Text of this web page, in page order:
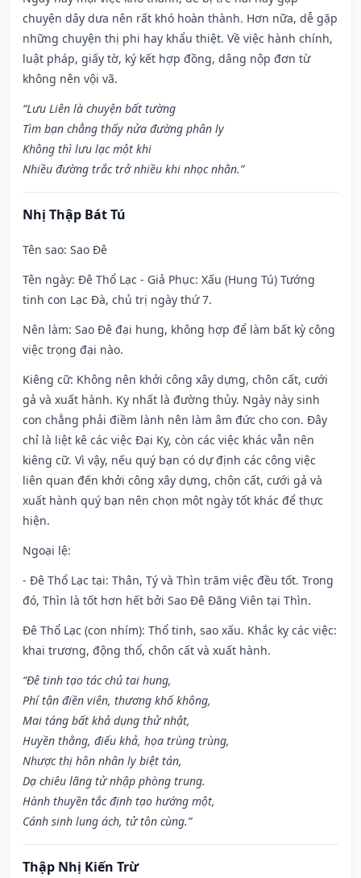
chuyện dây dưa nên rất khó hoàn thành. Hơn nữa, dễ gặp
những chuyện thị phi hay khẩu thiệt. Về việc hành chính,
luật pháp, giấy tờ, ký kết hợp đồng, dâng nộp đơn từ
không nên vội vã.
“Lưu Liên là chuyện bất tường
Tìm bạn chẳng thấy nửa đường phân ly
Không thì lưu lạc một khi
Nhiều đường trắc trở nhiều khi nhọc nhằn.”
Nhị Thập Bát Tú
Tên sao: Sao Đê
Tên ngày: Đê Thổ Lạc - Giả Phục: Xấu (Hung Tú) Tướng
tinh con Lạc Đà, chủ trị ngày thứ 7.
Nên làm: Sao Đê đại hung, không hợp để làm bất kỳ công
việc trọng đại nào.
Kiêng cữ: Không nên khởi công xây dựng, chôn cất, cưới
gả và xuất hành. Kỵ nhất là đường thủy. Ngày này sinh
con chẳng phải điềm lành nên làm âm đức cho con. Đây
chỉ là liệt kê các việc Đại Kỵ, còn các việc khác vẫn nên
kiêng cữ. Vì vậy, nếu quý bạn có dự định các công việc
liên quan đến khởi công xây dựng, chôn cất, cưới gả và
xuất hành quý bạn nên chọn một ngày tốt khác để thực
hiện.
Ngoại lệ:
- Đê Thổ Lạc tại: Thân, Tý và Thìn trăm việc đều tốt. Trong
đó, Thìn là tốt hơn hết bởi Sao Đê Đăng Viên tại Thìn.
Đê Thổ Lạc (con nhím): Thổ tinh, sao xấu. Khắc kỵ các việc:
khai trương, động thổ, chôn cất và xuất hành.
“Đê tinh tạo tác chủ tai hung,
Phí tận điền viên, thương khố không,
Mai táng bất khả dụng thử nhật,
Huyền thằng, điếu khả, họa trùng trùng,
Nhược thị hôn nhân ly biệt tán,
Dạ chiêu lãng tử nhập phòng trung.
Hành thuyền tắc định tạo hướng một,
Cánh sinh lung ách, tử tôn cùng.”
Thập Nhị Kiến Trừ